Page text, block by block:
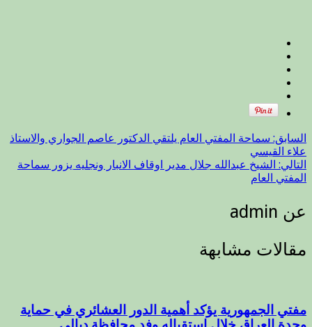
السابق: سماحة المفتي العام يلتقي الدكتور عاصم الجواري والاستاذ
علاء القيسي
التالي: الشيخ عبدالله جلال مدير اوقاف الانبار ونجليه يزور سماحة
المفتي العام
عن admin
مقالات مشابهة
مفتي الجمهورية يؤكد أهمية الدور العشائري في حماية